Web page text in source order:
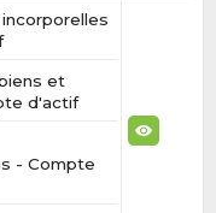
et
d'actif
- Compte